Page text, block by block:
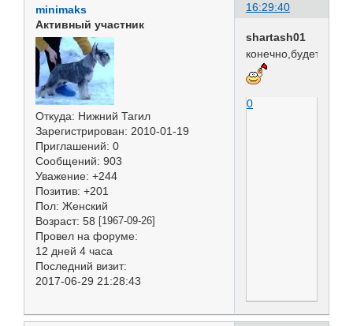
16:29:40
minimaks
Активный участник
Откуда: Нижний Тагил
Зарегистрирован: 2010-01-19
Приглашений: 0
Сообщений: 903
Уважение: +244
Позитив: +201
Пол: Женский
Возраст: 58 [1967-09-26]
Провел на форуме:
12 дней 4 часа
Последний визит:
2017-06-29 21:28:43
shartash01
конечно,будет
0